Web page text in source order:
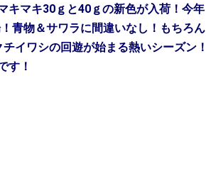
キマキ30ｇと40ｇの新色が入荷！今年
青物＆サワラに間違いなし！もちろん
イワシの回遊が始まる熱いシーズン！
す！